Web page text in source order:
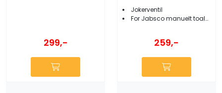
299,-
Jokerventil
For Jabsco manuelt toalett
259,-